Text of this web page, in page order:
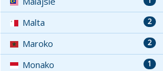
2
Malta
2
Maroko
1
Monako